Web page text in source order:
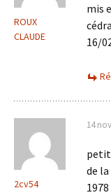
ROUX
CLAUDE
mis
16/
2cv54
14
de